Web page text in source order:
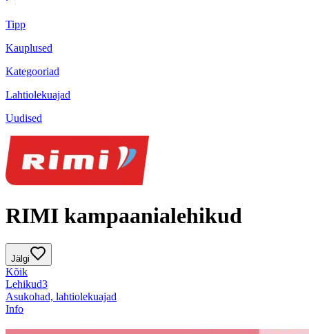
Tipp
Kauplused
Kategooriad
Lahtiolekuajad
Uudised
RIMI kampaanialehikud
Jälgi
Kõik
Lehikud3
Asukohad, lahtiolekuajad
Info